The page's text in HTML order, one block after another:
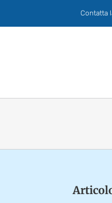
Contatta